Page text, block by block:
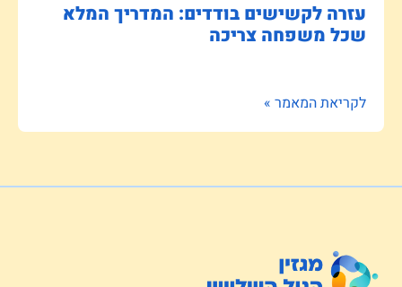
עזרה לקשישים בודדים: המדריך המלא
שכל משפחה צריכה
לקריאת המאמר »